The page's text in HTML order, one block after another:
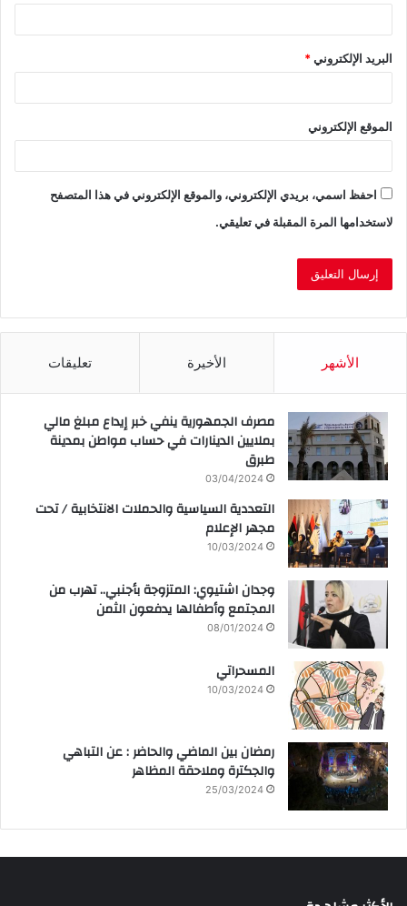
البريد الإلكتروني*
الموقع الإلكتروني
احفظ اسمي، بريدي الإلكتروني، والموقع الإلكتروني في هذا المتصفح
لاستخدامها المرة المقبلة في تعليقي.
الأشهر الأخيرة تعليقات
مصرف الجمهورية ينفي خبر إيداع مبلغ مالي
بملايين الدينارات في حساب مواطن بمدينة
طبرق
03/04/2024
التعددية السياسية والحملات الانتخابية / تحت
مجهر الإعلام
10/03/2024
وجدان اشتيوي: المتزوجة بأجنبي.. تهرب من
المجتمع وأطفالها يدفعون الثمن
08/01/2024
المسحراتي
10/03/2024
رمضان بين الماضي والحاضر : عن التباهي
والجكترة وملاحقة المظاهر
25/03/2024